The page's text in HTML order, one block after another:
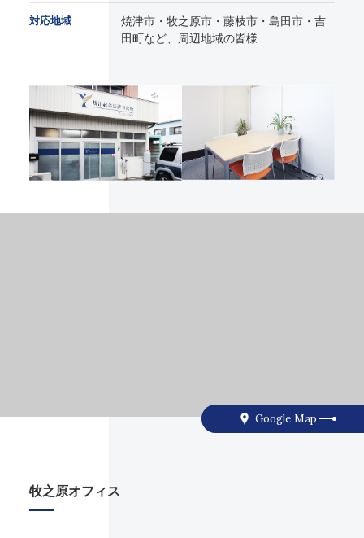
対応地域
焼津市・牧之原市・藤枝市・島田市・吉
田町など、周辺地域の皆様
Google Map
牧之原オフィス